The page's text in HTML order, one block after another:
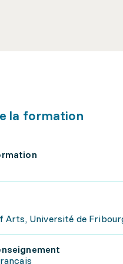
la formation
Arts, Université de